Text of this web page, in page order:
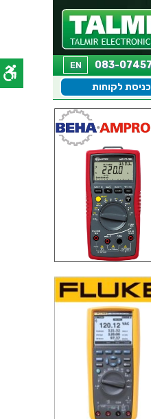
EN
כניסת לקוחות